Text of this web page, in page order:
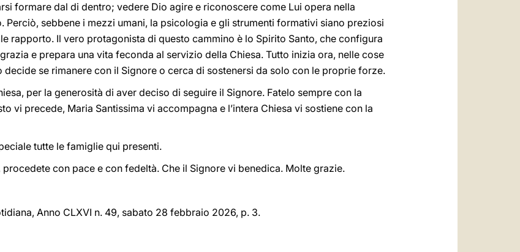
formare dal di dentro; vedere Dio agire e riconoscere come Lui opera nella
Perciò, sebbene i mezzi umani, la psicologia e gli strumenti formativi siano preziosi
rapporto. Il vero protagonista di questo cammino è lo Spirito Santo, che configura
e prepara una vita feconda al servizio della Chiesa. Tutto inizia ora, nelle cose
se rimanere con il Signore o cerca di sostenersi da solo con le proprie forze.
per la generosità di aver deciso di seguire il Signore. Fatelo sempre con la
vi precede, Maria Santissima vi accompagna e l’intera Chiesa vi sostiene con la
tutte le famiglie qui presenti.
con pace e con fedeltà. Che il Signore vi benedica. Molte grazie.
Anno CLXVI n. 49, sabato 28 febbraio 2026, p. 3.